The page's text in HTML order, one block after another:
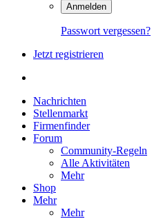
Anmelden
Passwort vergessen?
Jetzt registrieren
Nachrichten
Stellenmarkt
Firmenfinder
Forum
Community-Regeln
Alle Aktivitäten
Mehr
Shop
Mehr
Mehr